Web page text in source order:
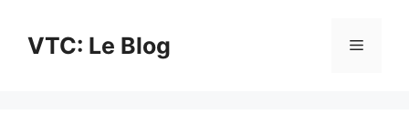
contenuVTC: Le Blog Menu